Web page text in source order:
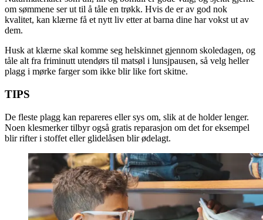
om sømmene ser ut til å tåle en trøkk. Hvis de er av god nok
kvalitet, kan klærne få et nytt liv etter at barna dine har vokst ut av
dem.
Husk at klærne skal komme seg helskinnet gjennom skoledagen, og
tåle alt fra friminutt utendørs til matsøl i lunsjpausen, så velg heller
plagg i mørke farger som ikke blir like fort skitne.
TIPS
De fleste plagg kan repareres eller sys om, slik at de holder lenger.
Noen klesmerker tilbyr også gratis reparasjon om det for eksempel
blir rifter i stoffet eller glidelåsen blir ødelagt.